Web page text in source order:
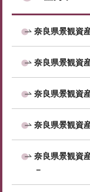
奈良県景観資
奈良県景観資
奈良県景観資
奈良県景観資
奈良県景観資
－